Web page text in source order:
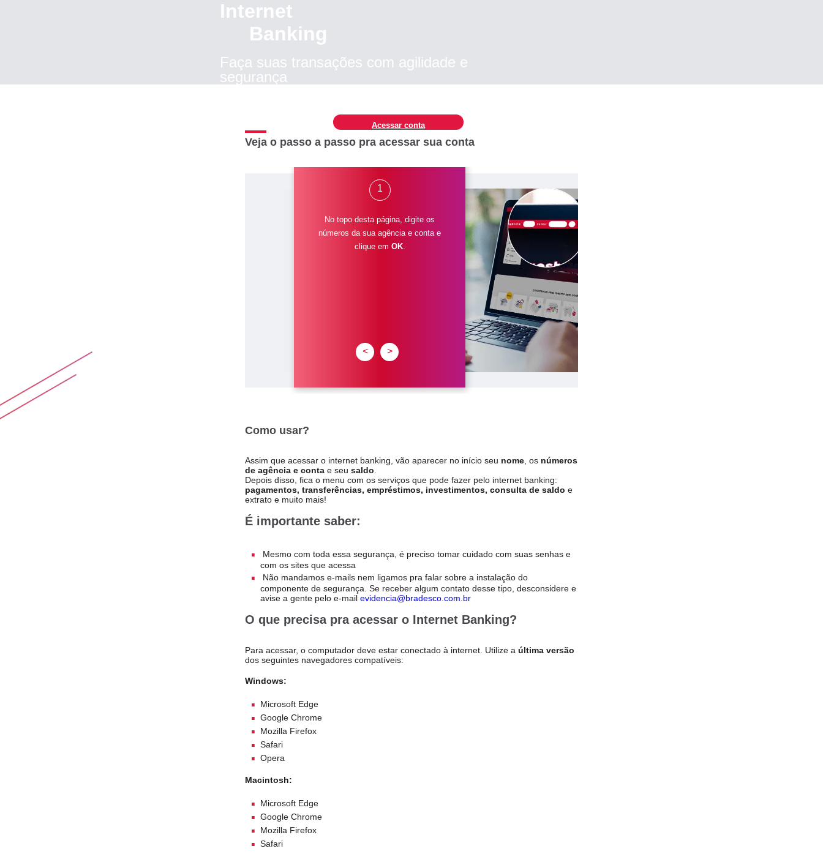
Acessar conta
Internet
Banking
Faça suas transações com agilidade e
segurança
Veja o passo a passo pra acessar sua conta
1
No topo desta página, digite os
números da sua agência e conta e
clique em OK.
< >
Como usar?
Assim que acessar o internet banking, vão aparecer no início seu nome , os números
de agência e conta e seu saldo
Depois disso, fica o menu com os serviços que pode fazer pelo internet banking:
pagamentos, transferências, empréstimos, investimentos, consulta de saldo e
extrato e muito mais!
É importante saber:
Mesmo com toda essa segurança, é preciso tomar cuidado com suas senhas e
com os sites que acessa
Não mandamos e-mails nem ligamos pra falar sobre a instalação do
componente de segurança. Se receber algum contato desse tipo, desconsidere e
avise a gente pelo e-mail evidencia@bradesco.com.br
O que precisa pra acessar o Internet Banking?
Para acessar, o computador deve estar conectado à internet. Utilize a última versão
dos seguintes navegadores compatíveis:
Windows:
Microsoft Edge
Google Chrome
Mozilla Firefox
Safari
Opera
Macintosh:
Microsoft Edge
Google Chrome
Mozilla Firefox
Safari